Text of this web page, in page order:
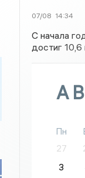
07/08 14:34
С начала
достиг
Пн
27
3